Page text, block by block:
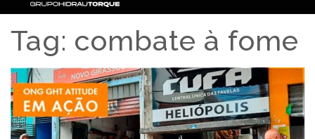
Tag: combate à fome